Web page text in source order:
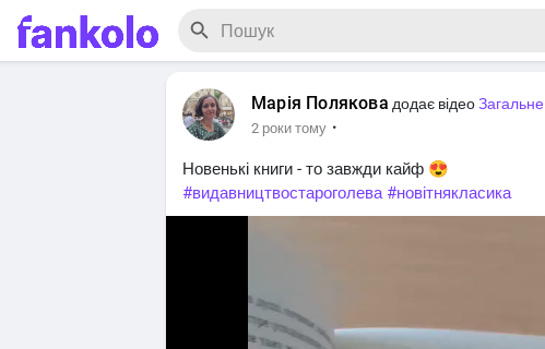
Марія Полякова додає відеоЗагальне
2 роки тому ·
Новенькі книги - то завжди кайф 😍
#видавництвостароголева #новітнякласика